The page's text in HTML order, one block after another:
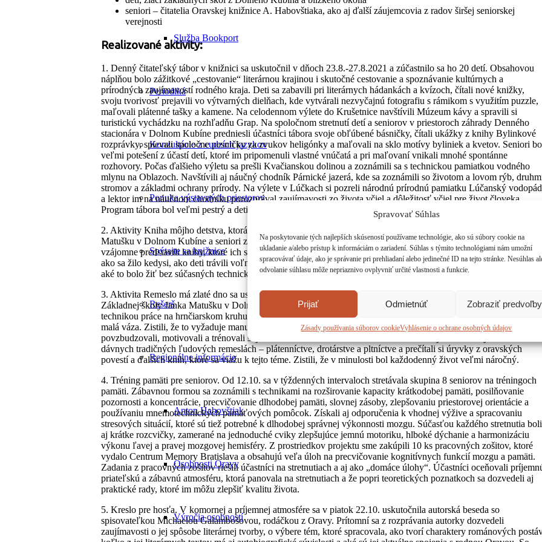
Spravovať Súhlas
Na poskytovanie tých najlepších skúseností používame technológie, ako sú súbory cookie na
ukladanie a/alebo prístup k informáciám o zariadení. Súhlas s týmito technológiami nám umožní
spracovávať údaje, ako je správanie pri prehliadaní alebo jedinečné ID na tejto stránke. Nesúhlas
odvolanie súhlasu môže nepriaznivo ovplyvniť určité vlastnosti a funkcie.
Prijať Odmietnúť Zobraziť predvoľby
Zásady používania súborov cookieVyhlásenie o ochrane osobných údajov
Služba Bookport
Periodiká
Konzultácie z cudzích jazykov
Ponuka výstavných priestorov
Spýtajte sa knižnice
Rešerš
Regionálne informácie
Anton Habovštiak
Osobnosti Oravy
Výročia osobností
seniori – čitatelia Oravskej knižnice A. Habovštiaka, ako aj ďalší záujemcovia z radov širšej seniorskej
verejnosti
Realizované aktivity:
1. Denný čitateľský tábor v knižnici sa uskutočnil v dňoch 23.8.-27.8.2021 a zúčastnilo sa ho 20 detí. Obsahovou
náplňou bolo zážitkové „cestovanie“ literárnou krajinou i skutočné cestovanie a spoznávanie kultúrnych a
prírodných zaujímavostí rodného kraja. Deti sa zabavili pri literárnych hádankách a kvízoch, čítali nové knižky,
svoju tvorivosť prejavili vo výtvarných dielňach, kde vytvárali nezvyčajnú fotografiu s rámikom s využitím puzzle,
maľovali plátenné tašky a kamene. Na celodennom výlete do Krušetnice navštívili Múzeum kávy a spravili si
turistickú vychádzku na rozhľadňu Grap. Na spoločnom stretnutí detí a seniorov v priestoroch záhrady Denného
stacionára v Dolnom Kubíne predniesli účastníci tábora svoje obľúbené básničky, čítali ukážky z knihy Bylinkové
rozprávky, spievali spoločne pesničky za zvukov heligónky a maľovali na sklo motívy byliniek a kvetov. Seniori
veľmi potešení z účastí detí, ktoré im pripomenuli vlastné vnúčatá a pri maľovaní vnikali mnohé spontánne
rozhovory. Počas ďalšieho výletu sa prešli Kvačianskou dolinou a zoznámili sa s technickou pamiatkou vodného
mlynu na Oblazoch. Navštívili aj náučný chodník Párnické jazerá, kde sa zoznámili so životom a lovom rýb,
stromov a základmi ochrany prírody. Na výlete v Lúčkach si pozreli národnú prírodnú pamiatku Lúčanský vodopád
a lektor im na náučnom chodníku porozprával zaujímavosti zo života včiel a dôležitosť včiel pre život človeka.
Program tábora bol veľmi pestrý a deti mali vyplnenú každú minútu zmysluplnou činnosťou.
2. Aktivity Kniha môjho detstva, ktorá sa uskutočnila dňa 3.9.2021, sa zúčastnili žiaci Základnej školy Janka
Matušku v Dolnom Kubíne a seniori z radov čitateľov Oravskej knižnice. Na spoločnom podujatí detí a seniorov si
vzájomne predstavili knihy, ktoré ich sprevádzali detstvom, čítali si ukážky z obľúbených kníh, rozprávali sa aj o tom
ako sa žilo kedysi, ako deti trávili voľný čas, aké hry sa hrali, čo všetko museli vedieť spraviť vlastnými rukami a
aké to bolo žiť bez súčasných technických vymožeností. V závere stretnutia si spoločne zaspievali ľudové pesničky.
3. Aktivita Remeslo má zlaté dno sa uskutočnila dňa 27.9.2021. Pod vedením lektora Jána Baleka sa žiaci 4. ročníka
Základnej školy Janka Matušku v Dolnom Kubíne a seniori z radov čitateľov Oravskej knižnice zoznámili s
technikou práce na hrnčiarskom kruhu. Každý záujemca si vyskúšal ako sa na kruhu dá vytvarovať miska alebo
malá váza. Zistili, že to vyžaduje manuálnu zručnosť a trpezlivosť. Obe skupiny sa pri práci vzájomne
povzbudzovali, motivovali a trénovali si jemnú motoriku. Počas stretnutia sa dozvedeli aj mnoho zaujímavého o
dávnych tradičných ľudových remeslách – plátenníctve, drotárstve a pltníctve a prečítali si úryvky z oravských
povestí a ďalších kníh, ktoré sa viažu k tejto téme. Zistili, že v minulosti bol každodenný život veľmi náročný.
4. Tréning pamäti pre seniorov. Od 12.10. sa v týždenných intervaloch stretávala skupina 8 seniorov na tréningoch
pamäti. Zábavnou formou sa zoznámili s technikami na rozširovanie kapacity krátkodobej pamäti, posilňovanie
pozornosti a koncentrácie, precvičovanie dlhodobej pamäti, slovnej zásoby, zlepšovaniu priestorovej orientácie a
používaniu mnemotechnických pamäťových pomôcok. Získali aj odporučenia k vhodnej výžive a spracovaniu
stresových situácií, ktoré sú tiež potrebné k dlhodobej správnej výkonnosti mozgu. Súčasťou každého stretnutia boli
aj krátke rozcvičky, zamerané na jednoduché cviky zlepšujúce jemnú motoriku, hlboké dýchanie a harmonizáciu
výkonu ľavej a pravej mozgovej hemisféry. Z prostriedkov projektu sme zakúpili 10 ks pracovných zošitov, ktoré
vydalo Centrum Memory Bratislava a obsahujú veľa úloh na precvičovanie kognitívnych funkcií mozgu a pamäti.
Zadania z pracovných zošitov riešili účastníci na stretnutiach a aj ako „domáce úlohy“. Účastníci oceňovali
priateľskú a zábavnú atmosféru, ktorá panovala na stretnutiach a že popri teoretických poznatkoch sa dozvedeli aj
praktické rady, ktoré im môžu zlepšiť kvalitu života.
5. Kreslo pre hosťa. V komornej a príjemnej atmosfére sa v piatok 22.10. uskutočnila autorská beseda so
spisovateľkou Michaelou Galambošovou, rodáčkou z Oravy. Prítomní sa z rozprávania autorky dozvedeli
zaujímavosti o jej spôsobe literárnej tvorby, o výbere tém, ktoré spracovala, ako tvorí charaktery románových